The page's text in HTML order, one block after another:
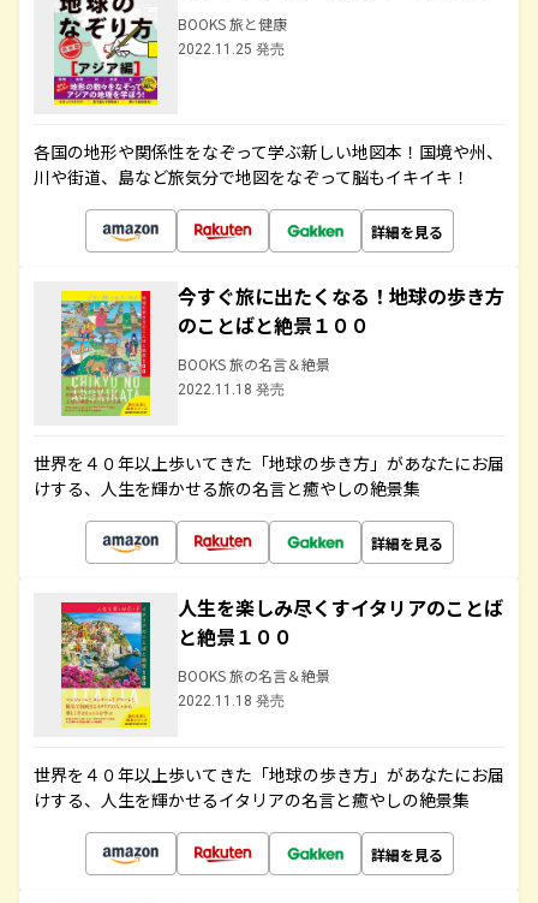
BOOKS 旅と健康
2022.11.25 発売
各国の地形や関係性をなぞって学ぶ新しい地図本！国境や州、
川や街道、島など旅気分で地図をなぞって脳もイキイキ！
詳細を見る
今すぐ旅に出たくなる！地球の歩き方
のことばと絶景１００
BOOKS 旅の名言＆絶景
2022.11.18 発売
世界を４０年以上歩いてきた「地球の歩き方」があなたにお届
けする、人生を輝かせる旅の名言と癒やしの絶景集
詳細を見る
人生を楽しみ尽くすイタリアのことば
と絶景１００
BOOKS 旅の名言＆絶景
2022.11.18 発売
世界を４０年以上歩いてきた「地球の歩き方」があなたにお届
けする、人生を輝かせるイタリアの名言と癒やしの絶景集
詳細を見る